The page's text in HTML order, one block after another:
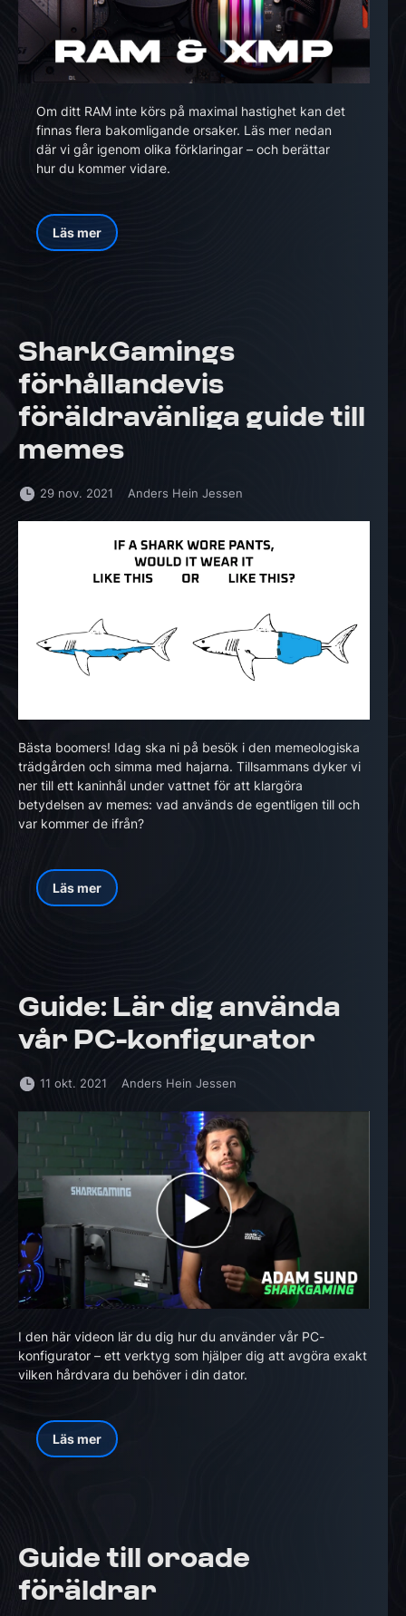
Om ditt RAM inte körs på maximal hastighet kan det
finnas flera bakomligande orsaker. Läs mer nedan
där vi går igenom olika förklaringar – och berättar
hur du kommer vidare.
Läs mer
SharkGamings
förhållandevis
föräldravänliga guide till
memes
29 nov. 2021 Anders Hein Jessen
Bästa boomers! Idag ska ni på besök i den memeologiska
trädgården och simma med hajarna. Tillsammans dyker vi
ner till ett kaninhål under vattnet för att klargöra
betydelsen av memes: vad används de egentligen till och
var kommer de ifrån?
Läs mer
Guide: Lär dig använda
vår PC-konfigurator
11 okt. 2021 Anders Hein Jessen
I den här videon lär du dig hur du använder vår PC-
konfigurator – ett verktyg som hjälper dig att avgöra exakt
vilken hårdvara du behöver i din dator.
Läs mer
Guide till oroade
föräldrar